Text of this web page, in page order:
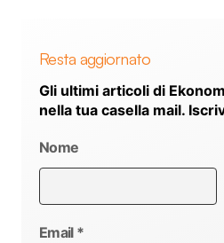
Resta aggiornato
Gli ultimi articoli di
nella tua casella mail.
Nome
Email *